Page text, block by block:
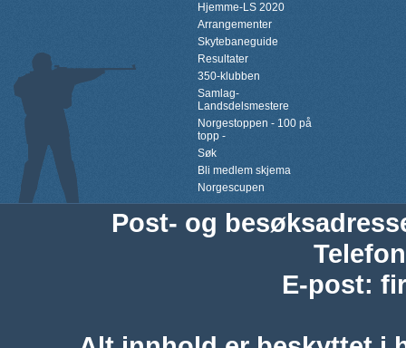
Hjemme-LS 2020
Arrangementer
Skytebaneguide
Resultater
350-klubben
Samlag-
Landsdelsmestere
Norgestoppen - 100 på
topp -
Søk
Bli medlem skjema
Norgescupen
Post- og
Telefon
E-post: